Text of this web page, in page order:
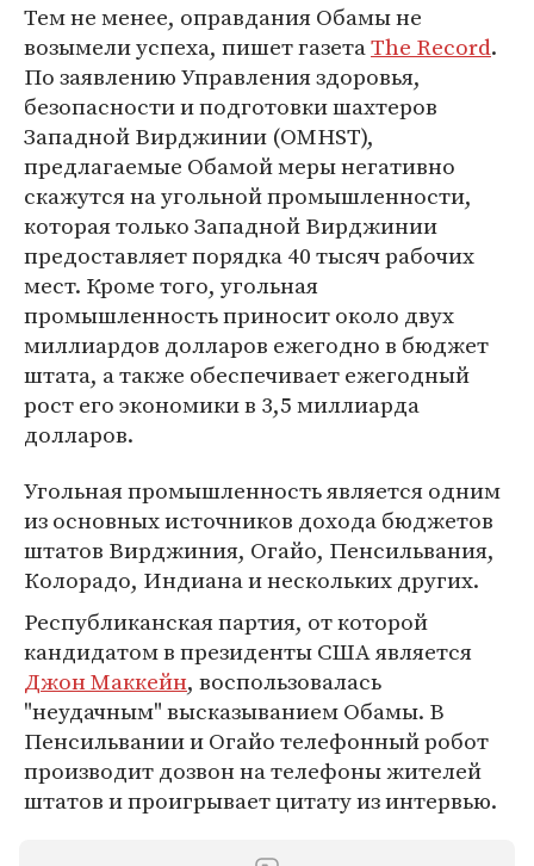
Тем не менее, оправдания Обамы не
возымели успеха, пишет газетаThe Record.
По заявлению Управления здоровья,
безопасности и подготовки шахтеров
Западной Вирджинии (OMHST),
предлагаемые Обамой меры негативно
скажутся на угольной промышленности,
которая только Западной Вирджинии
предоставляет порядка 40 тысяч рабочих
мест. Кроме того, угольная
промышленность приносит около двух
миллиардов долларов ежегодно в бюджет
штата, а также обеспечивает ежегодный
рост его экономики в 3,5 миллиарда
долларов.
Угольная промышленность является одним
из основных источников дохода бюджетов
штатов Вирджиния, Огайо, Пенсильвания,
Колорадо, Индиана и нескольких других.
Республиканская партия, от которой
кандидатом в президенты США является
Джон Маккейн, воспользовалась
"неудачным" высказыванием Обамы. В
Пенсильвании и Огайо телефонный робот
производит дозвон на телефоны жителей
штатов и проигрывает цитату из интервью.